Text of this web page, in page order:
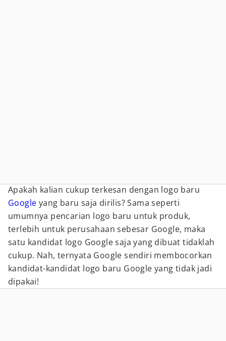
Apakah kalian cukup terkesan dengan logo baru
Google yang baru saja dirilis? Sama seperti
umumnya pencarian logo baru untuk produk,
terlebih untuk perusahaan sebesar Google, maka
satu kandidat logo Google saja yang dibuat tidaklah
cukup. Nah, ternyata Google sendiri membocorkan
kandidat-kandidat logo baru Google yang tidak jadi
dipakai!